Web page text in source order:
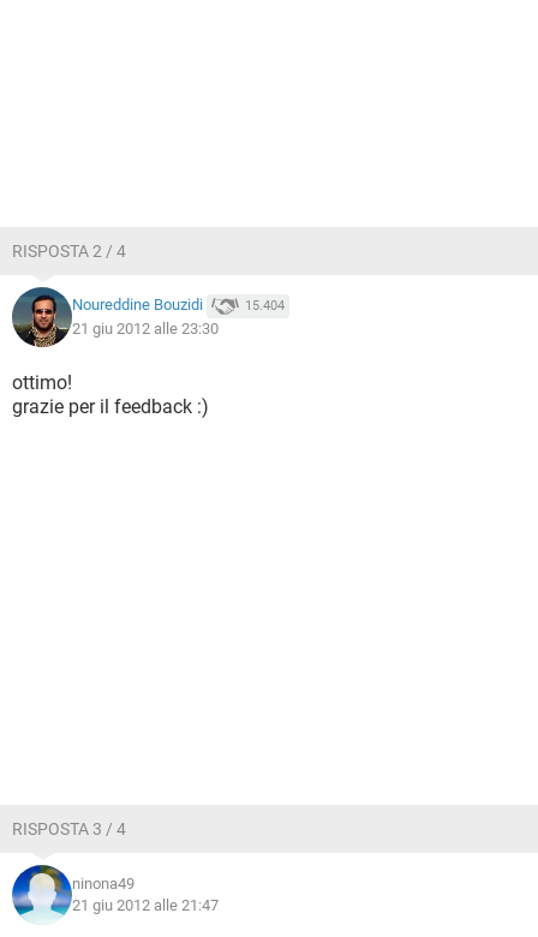
RISPOSTA 2 / 4
Noureddine Bouzidi 15.404
21 giu 2012 alle 23:30
ottimo!
grazie per il feedback :)
RISPOSTA 3 / 4
ninona49
21 giu 2012 alle 21:47